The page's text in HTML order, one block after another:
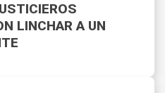
LINCHAR A UN